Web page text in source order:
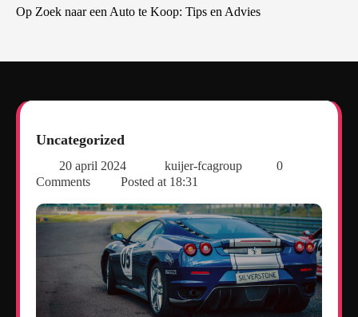
Op Zoek naar een Auto te Koop: Tips en Advies
Uncategorized
20 april 2024 kuijer-fcagroup
0
Comments
Posted at 18:31